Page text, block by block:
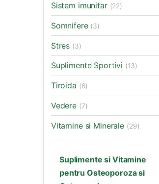
Sistem imunitar (22)
Somnifere (3)
Stres (3)
Suplimente Sportivi (13)
Tiroida (6)
Vedere (7)
Vitamine si Minerale (29)
Suplimente si Vitamine
pentru Osteoporoza si